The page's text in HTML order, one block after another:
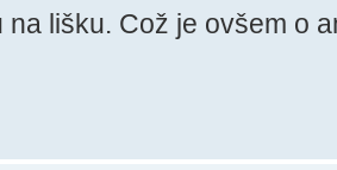
na lišku. Což je ovšem o